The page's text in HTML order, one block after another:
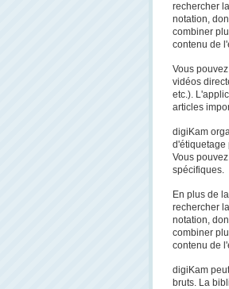
rechercher
notation,
combiner
contenu de
Vous
vidéos
etc.).
articles
digiKam
d'étiquetage
Vous
spécifiques.
En plus de
rechercher
notation,
combiner
contenu de
digiKam
bruts. La